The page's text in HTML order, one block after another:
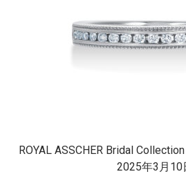
ROYAL ASSCHER Bridal
2025年3月10